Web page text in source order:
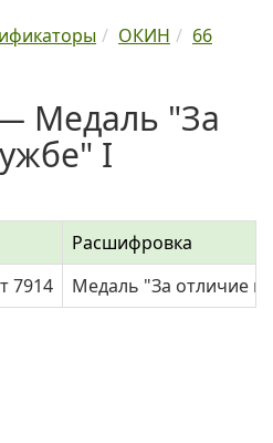
ОКИН
66
Медаль "За
I
Расшифровка
7914 Медаль "За отличие в